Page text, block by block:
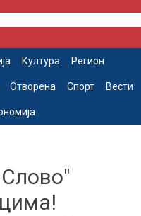
Култура Регион
Отворена Спорт Вести